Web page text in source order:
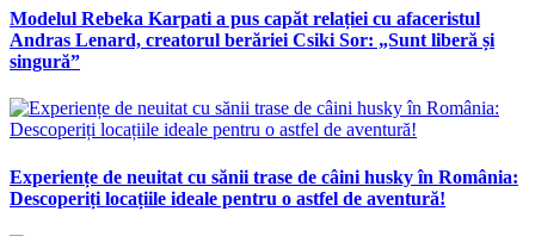
Modelul Rebeka Karpati a pus capăt relației cu afaceristul
Andras Lenard, creatorul berăriei Csiki Sor: „Sunt liberă și
singură”
Experiențe de neuitat cu sănii trase de câini husky în România:
Descoperiți locațiile ideale pentru o astfel de aventură!